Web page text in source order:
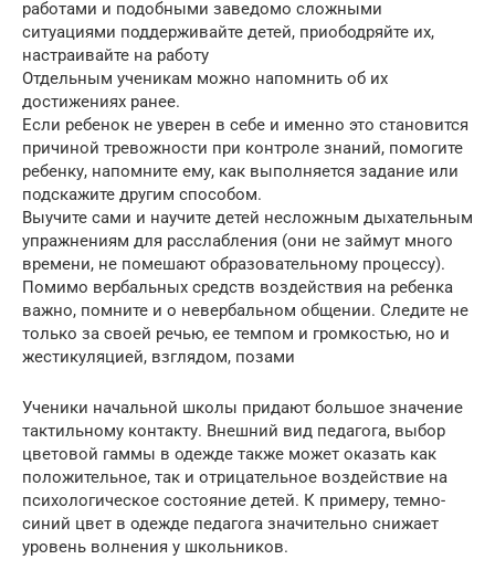
работами и подобными заведомо сложными
ситуациями поддерживайте детей, приободряйте их,
настраивайте на работу
Отдельным ученикам можно напомнить об их
достижениях ранее.
Если ребенок не уверен в себе и именно это становится
причиной тревожности при контроле знаний, помогите
ребенку, напомните ему, как выполняется задание или
подскажите другим способом.
Выучите сами и научите детей несложным дыхательным
упражнениям для расслабления (они не займут много
времени, не помешают образовательному процессу).
Помимо вербальных средств воздействия на ребенка
важно, помните и о невербальном общении. Следите не
только за своей речью, ее темпом и громкостью, но и
жестикуляцией, взглядом, позами
Ученики начальной школы придают большое значение
тактильному контакту. Внешний вид педагога, выбор
цветовой гаммы в одежде также может оказать как
положительное, так и отрицательное воздействие на
психологическое состояние детей. К примеру, темно-
синий цвет в одежде педагога значительно снижает
уровень волнения у школьников.